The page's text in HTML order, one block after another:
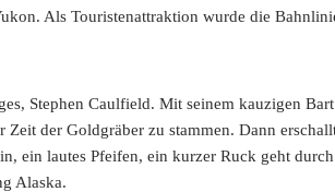
Als Touristenattraktion wurde die
Stephen Caulfield. Mit seinem kauzigen Bart
der Goldgräber zu stammen. Dann
ein lautes Pfeifen, ein kurzer Ruck geht durch
Alaska.